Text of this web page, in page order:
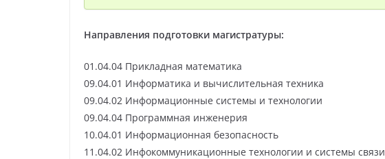
Направления подготовки магистратуры:
01.04.04 Прикладная математика
09.04.01 Информатика и вычислительная техника
09.04.02 Информационные системы и технологии
09.04.04 Программная инженерия
10.04.01 Информационная безопасность
11.04.02 Инфокоммуникационные технологии и системы связи